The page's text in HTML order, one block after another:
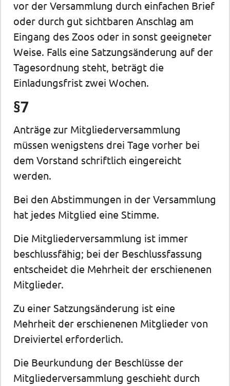
vor der Versammlung durch einfachen Brief
oder durch gut sichtbaren Anschlag am
Eingang des Zoos oder in sonst geeigneter
Weise. Falls eine Satzungsänderung auf der
Tagesordnung steht, beträgt die
Einladungsfrist zwei Wochen.
§7
Anträge zur Mitgliederversammlung
müssen wenigstens drei Tage vorher bei
dem Vorstand schriftlich eingereicht
werden.
Bei den Abstimmungen in der Versammlung
hat jedes Mitglied eine Stimme.
Die Mitgliederversammlung ist immer
beschlussfähig; bei der Beschlussfassung
entscheidet die Mehrheit der erschienenen
Mitglieder.
Zu einer Satzungsänderung ist eine
Mehrheit der erschienenen Mitglieder von
Dreiviertel erforderlich.
Die Beurkundung der Beschlüsse der
Mitgliederversammlung geschieht durch